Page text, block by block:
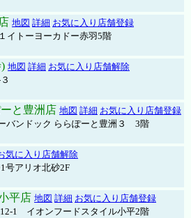
地図 詳細 お気に入り店舗登録
イトーヨーカドー赤羽5階
地図 詳細 お気に入り店舗解除
と豊洲店 地図 詳細 お気に入り店舗登録
バンドック ららぽーと豊洲３ 3階
気に入り店舗解除
号アリオ北砂2F
平店 地図 詳細 お気に入り店舗登録
1 イオンフードスタイル小平2階